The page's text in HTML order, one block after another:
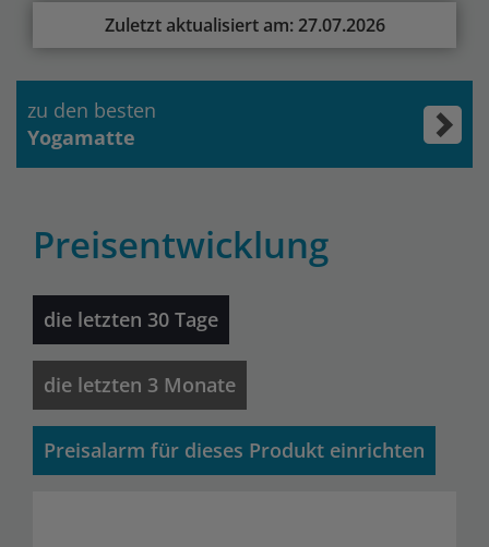
Zuletzt aktualisiert am: 27.07.2026
zu den besten
Yogamatte
Preisentwicklung
die letzten 30 Tage
die letzten 3 Monate
Preisalarm für dieses Produkt einrichten